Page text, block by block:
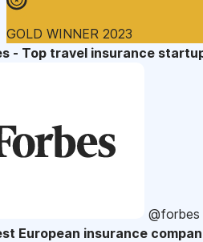
GOLD WINNER 2023
- Top travel insurance
@forbes
European insurance